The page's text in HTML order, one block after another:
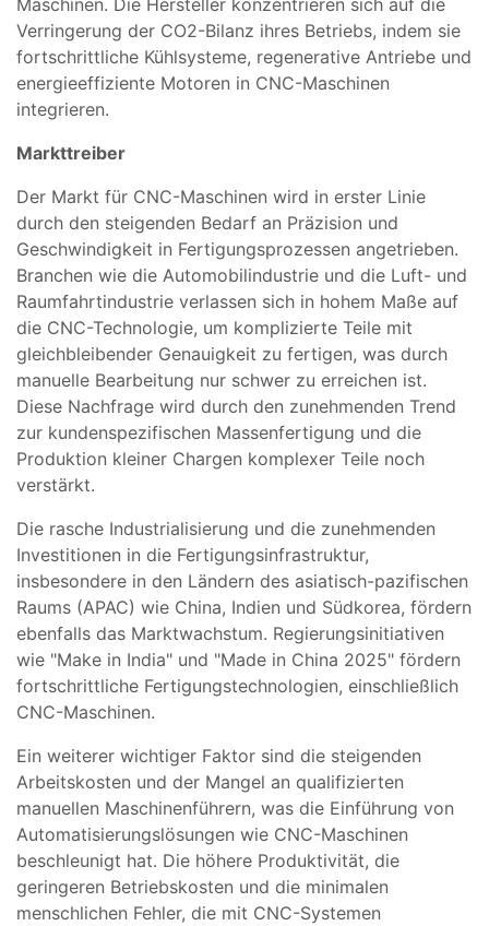
Verringerung der CO2-Bilanz ihres Betriebs, indem sie
fortschrittliche Kühlsysteme, regenerative Antriebe und
energieeffiziente Motoren in CNC-Maschinen
integrieren.
Markttreiber
Der Markt für CNC-Maschinen wird in erster Linie
durch den steigenden Bedarf an Präzision und
Geschwindigkeit in Fertigungsprozessen angetrieben.
Branchen wie die Automobilindustrie und die Luft- und
Raumfahrtindustrie verlassen sich in hohem Maße auf
die CNC-Technologie, um komplizierte Teile mit
gleichbleibender Genauigkeit zu fertigen, was durch
manuelle Bearbeitung nur schwer zu erreichen ist.
Diese Nachfrage wird durch den zunehmenden Trend
zur kundenspezifischen Massenfertigung und die
Produktion kleiner Chargen komplexer Teile noch
verstärkt.
Die rasche Industrialisierung und die zunehmenden
Investitionen in die Fertigungsinfrastruktur,
insbesondere in den Ländern des asiatisch-pazifischen
Raums (APAC) wie China, Indien und Südkorea, fördern
ebenfalls das Marktwachstum. Regierungsinitiativen
wie "Make in India" und "Made in China 2025" fördern
fortschrittliche Fertigungstechnologien, einschließlich
CNC-Maschinen.
Ein weiterer wichtiger Faktor sind die steigenden
Arbeitskosten und der Mangel an qualifizierten
manuellen Maschinenführern, was die Einführung von
Automatisierungslösungen wie CNC-Maschinen
beschleunigt hat. Die höhere Produktivität, die
geringeren Betriebskosten und die minimalen
menschlichen Fehler, die mit CNC-Systemen